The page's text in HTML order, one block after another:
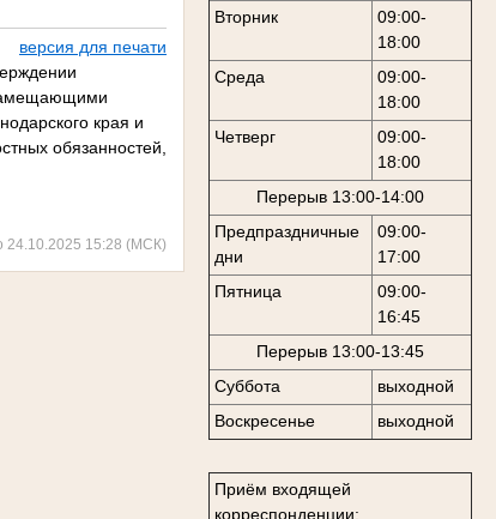
Вторник
09:00-
18:00
Среда
09:00-
18:00
Четверг
09:00-
18:00
Перерыв 13:00-14:00
Предпраздничные
дни
09:00-
17:00
Пятница
09:00-
16:45
Перерыв 13:00-13:45
Суббота
выходной
Воскресенье
выходной
Приём входящей
корреспонденции:
версия для печати
края и
обязанностей,
24.10.2025 15:28 (МСК)